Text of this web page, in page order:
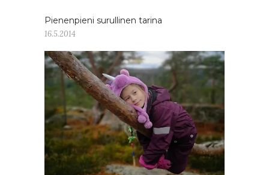
Pienenpieni surullinen tarina
16.5.2014